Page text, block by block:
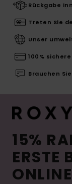
Rückgabe
Treten Sie
Unser
100%
Brauchen
15%
ERSTE